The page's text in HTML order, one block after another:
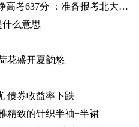
全球看热讯：“敬礼娃娃”郎铮高考637分 ：准备报考北大，未来做公务员为人民服务
么意思
花盛开夏韵悠
债券收益率下跌
精致的针织半袖+半裙